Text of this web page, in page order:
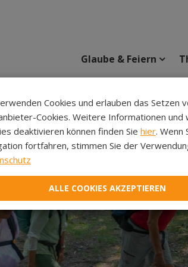
Glaube & Feiern
Cookies und erlauben das Setzen
Cookies. Weitere Informationen und
deaktivieren können finden Sie hier. Wenn
fortfahren, stimmen Sie der
ALLE COOKIES AKZEPTIEREN